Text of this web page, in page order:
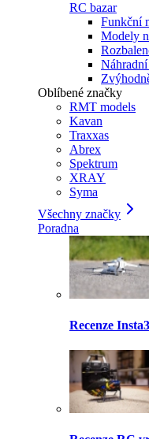
RC bazar
Funkční
Modely
Oblíbené značky
RMT models
Kavan
Traxxas
Abrex
Spektrum
XRAY
Syma
Všechny značky
Poradna
Recenze